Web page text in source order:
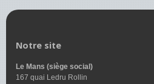
Notre site
Le Mans (siège social)
167 quai Ledru Rollin